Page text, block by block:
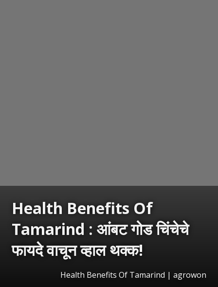
Health Benefits Of
Tamarind : आंबट गोड चिंचेचे
फायदे वाचून व्हाल थक्क!
Health Benefits Of Tamarind | agrowon